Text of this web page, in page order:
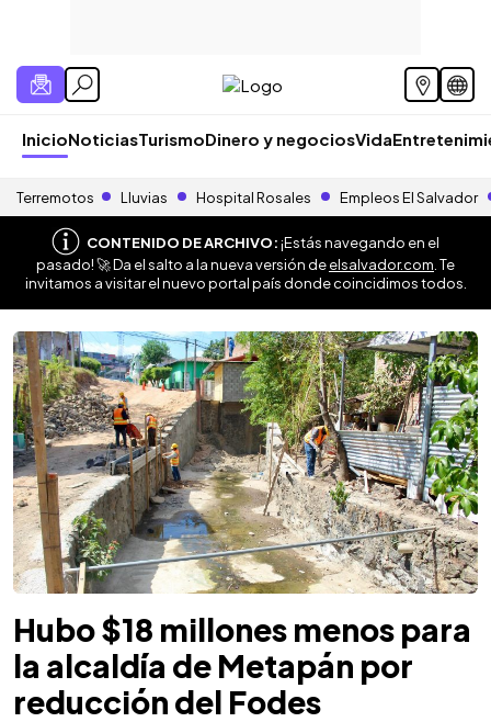
InicioNoticiasTurismoDinero y negociosVida
Terremotos Lluvias Hospital Rosales Empleos El Salvador
CONTENIDO DE ARCHIVO:¡Estás navegando en el
pasado! 🚀 Da el salto a la nueva versión deelsalvador.com . Te
invitamos a visitar el nuevo portal país donde coincidimos todos.
Hubo $18 millones menos para
la alcaldía de Metapán por
reducción del Fodes